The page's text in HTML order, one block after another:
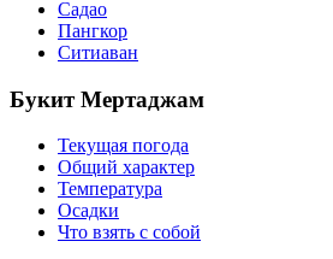
Садао
Пангкор
Ситиаван
Букит Мертаджам
Текущая погода
Общий характер
Температура
Осадки
Что взять с собой